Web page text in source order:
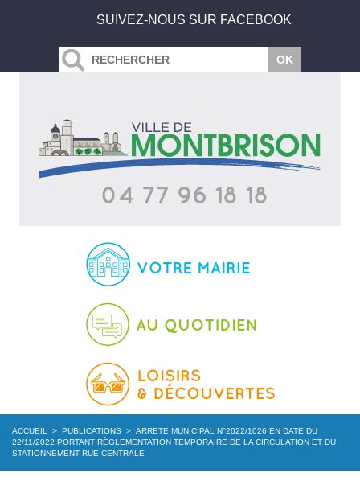
SUIVEZ-NOUS SUR FACEBOOK
ACCUEIL > PUBLICATIONS > ARRETE MUNICIPAL N°2022/1026 EN DATE DU
22/11/2022 PORTANT RÈGLEMENTATION TEMPORAIRE DE LA CIRCULATION ET DU
STATIONNEMENT RUE CENTRALE